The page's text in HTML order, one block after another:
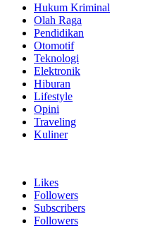
Hukum Kriminal
Olah Raga
Pendidikan
Otomotif
Teknologi
Elektronik
Hiburan
Lifestyle
Opini
Traveling
Kuliner
Likes
Followers
Subscribers
Followers